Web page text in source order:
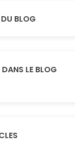
BLOG
DANS LE BLOG